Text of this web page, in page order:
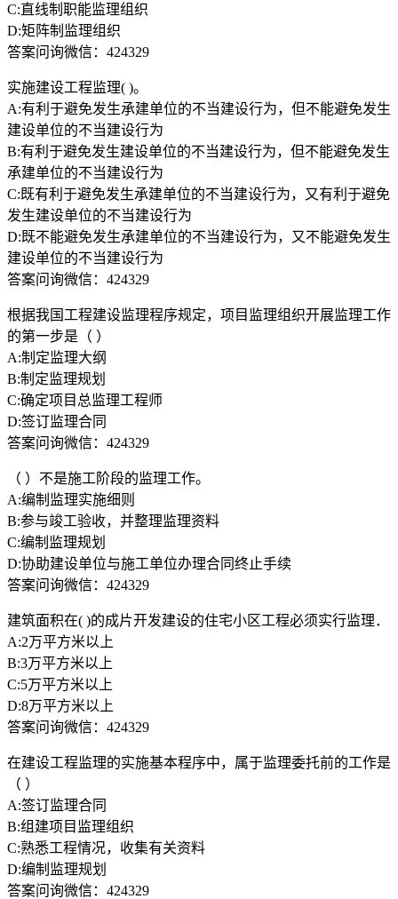
C:直线制职能监理组织
D:矩阵制监理组织
答案问询微信：424329
实施建设工程监理( )。
A:有利于避免发生承建单位的不当建设行为，但不能避免发生
建设单位的不当建设行为
B:有利于避免发生建设单位的不当建设行为，但不能避免发生
承建单位的不当建设行为
C:既有利于避免发生承建单位的不当建设行为，又有利于避免
发生建设单位的不当建设行为
D:既不能避免发生承建单位的不当建设行为，又不能避免发生
建设单位的不当建设行为
答案问询微信：424329
根据我国工程建设监理程序规定，项目监理组织开展监理工作
的第一步是（ ）
A:制定监理大纲
B:制定监理规划
C:确定项目总监理工程师
D:签订监理合同
答案问询微信：424329
（ ）不是施工阶段的监理工作。
A:编制监理实施细则
B:参与竣工验收，并整理监理资料
C:编制监理规划
D:协助建设单位与施工单位办理合同终止手续
答案问询微信：424329
建筑面积在( )的成片开发建设的住宅小区工程必须实行监理．
A:2万平方米以上
B:3万平方米以上
C:5万平方米以上
D:8万平方米以上
答案问询微信：424329
在建设工程监理的实施基本程序中，属于监理委托前的工作是
（ ）
A:签订监理合同
B:组建项目监理组织
C:熟悉工程情况，收集有关资料
D:编制监理规划
答案问询微信：424329